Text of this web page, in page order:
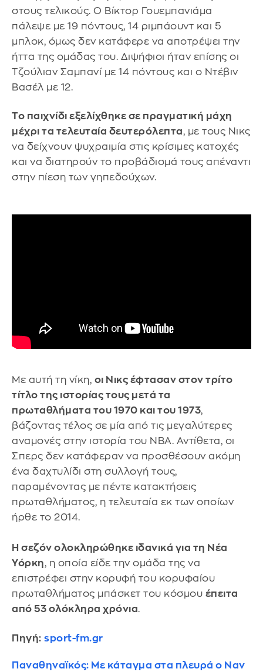
στους τελικούς. Ο Βίκτορ Γουεμπανιάμα
πάλεψε με 19 πόντους, 14 ριμπάουντ και 5
μπλοκ, όμως δεν κατάφερε να αποτρέψει την
ήττα της ομάδας του. Διψήφιοι ήταν επίσης οι
Τζούλιαν Σαμπανί με 14 πόντους και ο Ντέβιν
Βασέλ με 12.
Το παιχνίδι εξελίχθηκε σε πραγματική μάχη
μέχρι τα τελευταία δευτερόλεπτα, με τους Νικς
να δείχνουν ψυχραιμία στις κρίσιμες κατοχές
και να διατηρούν το προβάδισμά τους απέναντι
στην πίεση των γηπεδούχων.
Με αυτή τη νίκη, οι Νικς έφτασαν στον τρίτο
τίτλο της ιστορίας τους μετά τα
πρωταθλήματα του 1970 και του 1973,
βάζοντας τέλος σε μία από τις μεγαλύτερες
αναμονές στην ιστορία του NBA. Αντίθετα, οι
Σπερς δεν κατάφεραν να προσθέσουν ακόμη
ένα δαχτυλίδι στη συλλογή τους,
παραμένοντας με πέντε κατακτήσεις
πρωταθλήματος, η τελευταία εκ των οποίων
ήρθε το 2014.
Η σεζόν ολοκληρώθηκε ιδανικά για τη Νέα
Υόρκη, η οποία είδε την ομάδα της να
επιστρέφει στην κορυφή του κορυφαίου
πρωταθλήματος μπάσκετ του κόσμου έπειτα
από 53 ολόκληρα χρόνια.
Πηγή: sport-fm.gr
Παναθηναϊκός: Mε κάταγμα στα πλευρά ο Ναν